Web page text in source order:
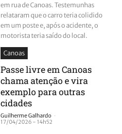
em rua de Canoas. Testemunhas
relataram que o carro teria colidido
em um poste e, após o acidente, o
motorista teria saído do local.
Canoas
Passe livre em Canoas
chama atenção e vira
exemplo para outras
cidades
Guilherme Galhardo -
17/04/2026 - 14h52